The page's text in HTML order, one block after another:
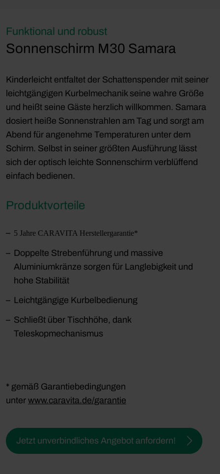
Funktional und robust
Sonnenschirm M30 Samara
Kinderleicht entfaltet der Schattenspender mit seiner
leichtgängigen Kurbelmechanik seine wahre Größe
und heißt seine Gäste herzlich willkommen. Samara
dosiert heiße Sonnenstrahlen am Tag und sorgt am
Abend für angenehme Temperaturen unter dem
Schirm. Selbst in seiner größten Ausführung lässt
sich der optisch leichte Sonnenschirm verblüffend
einfach bedienen.
Produktvorteile
5 Jahre CARAVITA Herstellergarantie*
Doppelte Strebenführung und massive
Aluminiumkränze sorgen für Langlebigkeit und
hohe Stabilität
Leichtgängige Kurbelbedienung
Schließt über Tischhöhe, dank
Teleskopmechanismus
* gemäß Garantiebedingungen
unter www.caravita.de/garantie
Jetzt unverbindliches Angebot anfordern!